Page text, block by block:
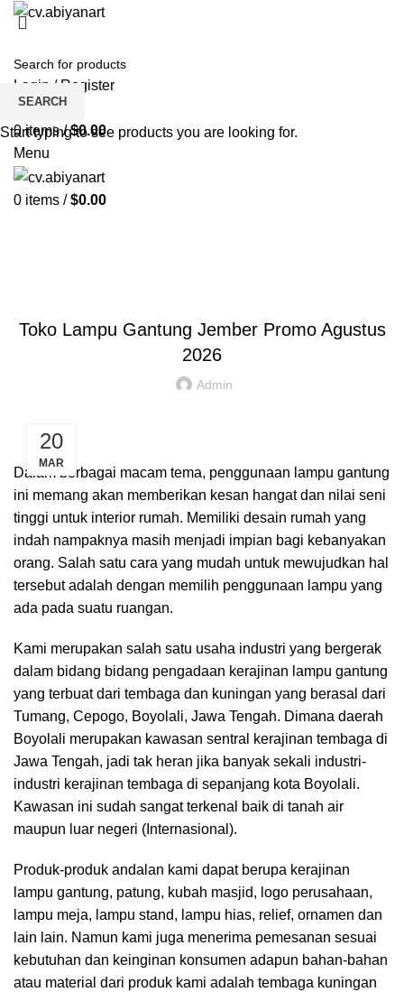
INSTAGRAM ABIYAN ART
Login / Register
Wishlist
0items / $0.00
Menu
0 items / $0.00
Toko Lampu Gantung Jember Promo Agustus
2026
Admin
20
MAR
Dalam berbagai macam tema, penggunaan lampu gantung
ini memang akan memberikan kesan hangat dan nilai seni
tinggi untuk interior rumah. Memiliki desain rumah yang
indah nampaknya masih menjadi impian bagi kebanyakan
orang. Salah satu cara yang mudah untuk mewujudkan hal
tersebut adalah dengan memilih penggunaan lampu yang
ada pada suatu ruangan.
Kami merupakan salah satu usaha industri yang bergerak
dalam bidang bidang pengadaan kerajinan lampu gantung
yang terbuat dari tembaga dan kuningan yang berasal dari
Tumang, Cepogo, Boyolali, Jawa Tengah. Dimana daerah
Boyolali merupakan kawasan sentral kerajinan tembaga di
Jawa Tengah, jadi tak heran jika banyak sekali industri-
industri kerajinan tembaga di sepanjang kota Boyolali.
Kawasan ini sudah sangat terkenal baik di tanah air
maupun luar negeri (Internasional).
Produk-produk andalan kami dapat berupa kerajinan
lampu gantung, patung, kubah masjid, logo perusahaan,
lampu meja, lampu stand, lampu hias, relief, ornamen dan
lain lain. Namun kami juga menerima pemesanan sesuai
kebutuhan dan keinginan konsumen adapun bahan-bahan
atau material dari produk kami adalah tembaga kuningan
SEARCH
Start typing to see products you are looking for.